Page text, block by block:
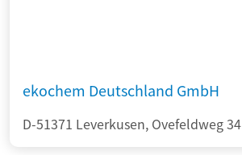
ekochem Deutschland GmbH
D-51371 Leverkusen, Ovefeldweg 34